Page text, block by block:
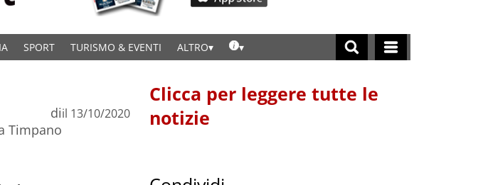
SPORT TURISMO & EVENTI ALTRO
di
Timpano
il 13/10/2020
Clicca per leggere tutte le
notizie